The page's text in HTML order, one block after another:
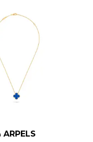
ARPELS